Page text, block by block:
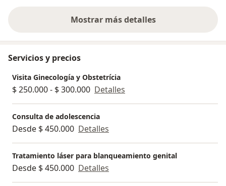
el mejor tratamiento disponible. La salud y el bienestar
de procedimientos de rejuvenecimiento vaginal,
tratamientos para el piso pélvico o cuidados
obstétricos, estoy aquí para ofrecer un enfoque
integral y compasivo que promueve una vida
saludable y plena.
Mostrar más detalles
sobre la experiencia
Servicios y precios
Visita Ginecología y Obstetrícia
$ 250.000 - $ 300.000 Detalles
Consulta de adolescencia
Desde $ 450.000 Detalles
Tratamiento láser para blanqueamiento genital
Desde $ 450.000 Detalles